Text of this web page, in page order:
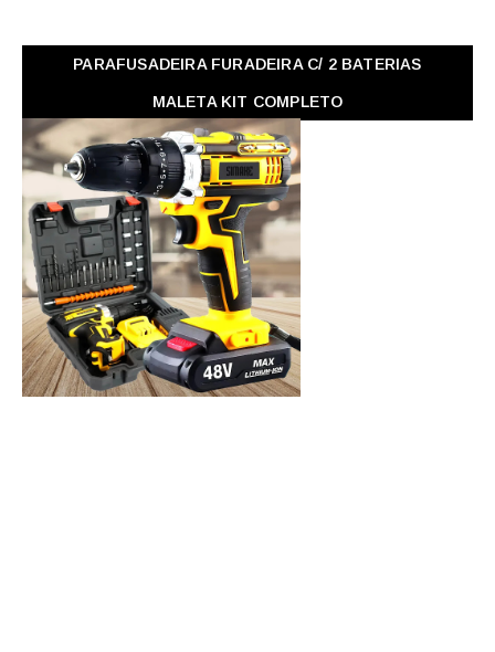
PARAFUSADEIRA FURADEIRA C/ 2 BATERIAS
MALETA KIT COMPLETO